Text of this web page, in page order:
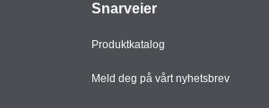
Snarveier
Produktkatalog
Meld deg på vårt nyhetsbrev